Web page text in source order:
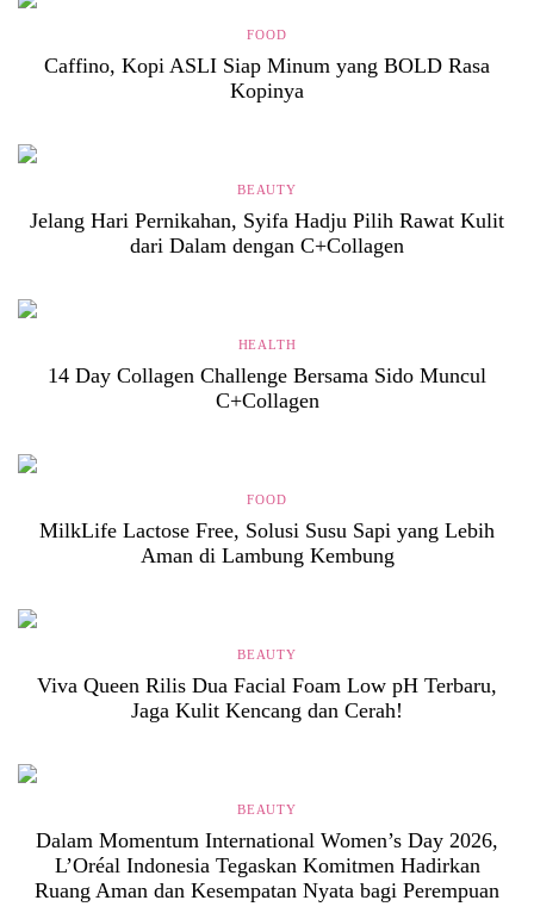
FOOD
Caffino, Kopi ASLI Siap Minum yang BOLD Rasa
Kopinya
BEAUTY
Jelang Hari Pernikahan, Syifa Hadju Pilih Rawat Kulit
dari Dalam dengan C+Collagen
HEALTH
14 Day Collagen Challenge Bersama Sido Muncul
C+Collagen
FOOD
MilkLife Lactose Free, Solusi Susu Sapi yang Lebih
Aman di Lambung Kembung
BEAUTY
Viva Queen Rilis Dua Facial Foam Low pH Terbaru,
Jaga Kulit Kencang dan Cerah!
BEAUTY
Dalam Momentum International Women’s Day 2026,
L’Oréal Indonesia Tegaskan Komitmen Hadirkan
Ruang Aman dan Kesempatan Nyata bagi Perempuan